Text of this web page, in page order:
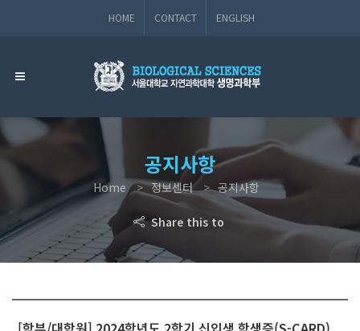
HOME CONTACT ENGLISH
공지사항
Home 정보센터 공지사항
Share this to